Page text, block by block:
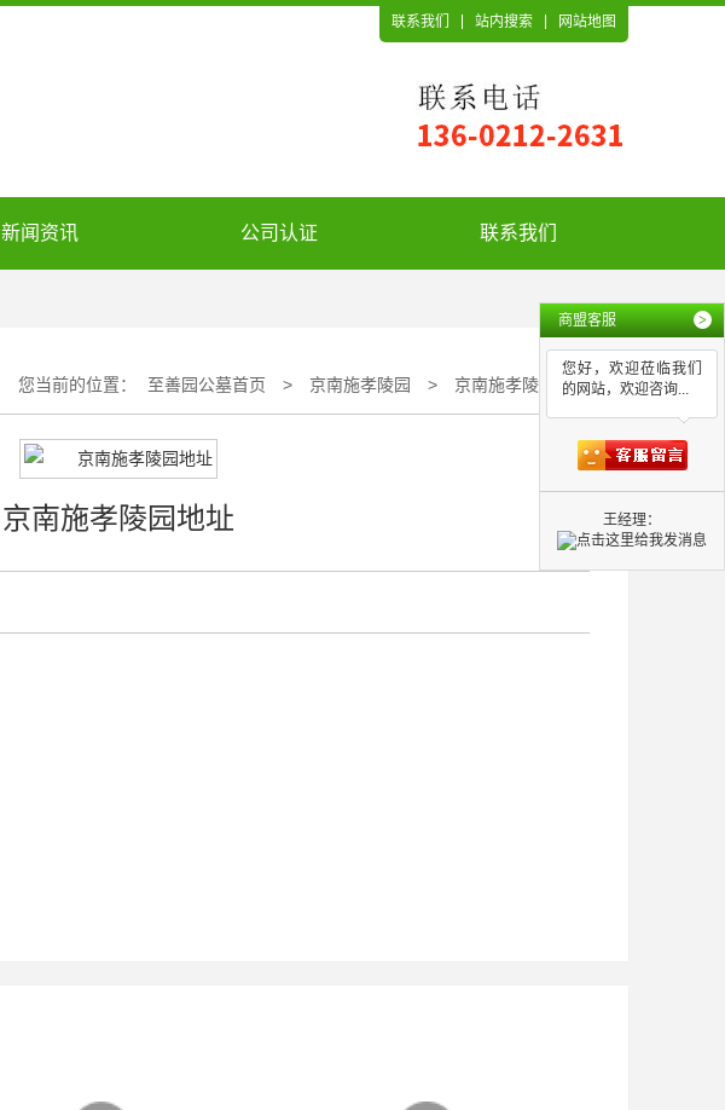
联系我们 站内搜索 网站地图
新闻资讯 公司认证 联系我们
您当前的位置： 至善园公墓首页 > 京南施孝陵园 > 京南施孝陵园地址
京南施孝陵园地址
商盟客服 >
您好，欢迎莅临我们
的网站，欢迎咨询...
王经理：